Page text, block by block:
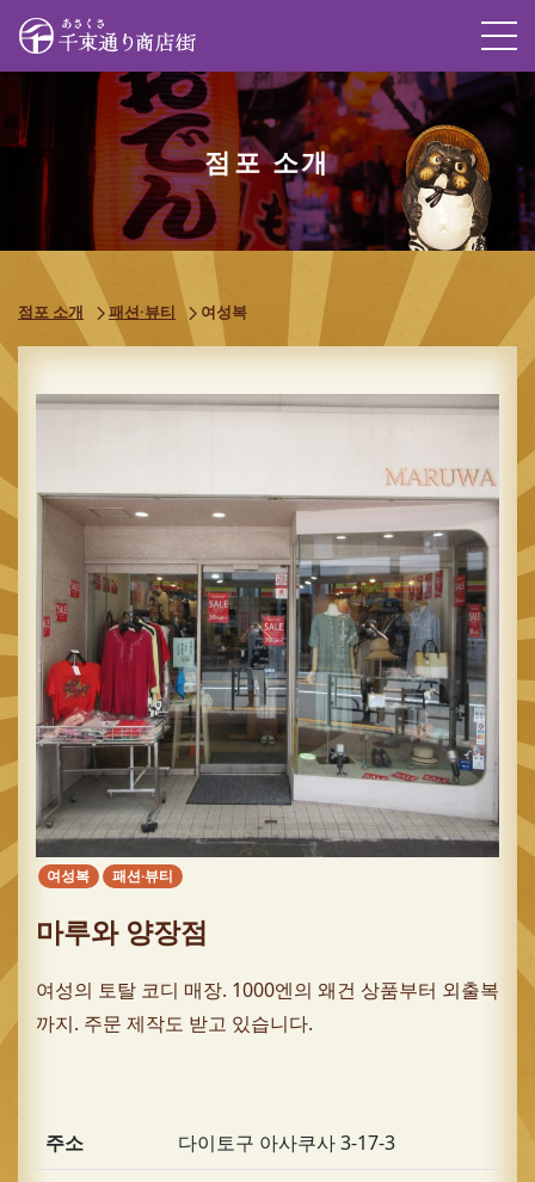
점포 소개
점포 소개 패션·뷰티 여성복
여성복 패션·뷰티
마루와 양장점
여성의 토탈 코디 매장. 1000엔의 왜건 상품부터 외출복
까지. 주문 제작도 받고 있습니다.
주소 다이토구 아사쿠사 3-17-3